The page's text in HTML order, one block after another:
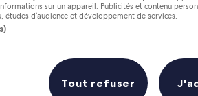
7 août - 9 août
à proximité en un
sur un appareil. Publicités et contenu
d’audience et développement de services.
Tout refuser